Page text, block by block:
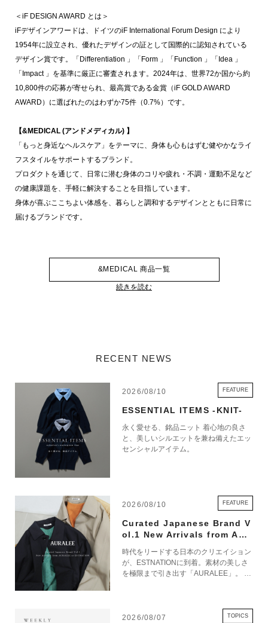
＜iF DESIGN AWARD とは＞
iFデザインアワードは、ドイツのiF International Forum Design により
1954年に設立され、優れたデザインの証として国際的に認知されている
デザイン賞です。「Differentiation 」「Form 」「Function 」「Idea 」
「Impact 」を基準に厳正に審査されます。2024年は、世界72か国から約
10,800件の応募が寄せられ、最高賞である金賞（iF GOLD AWARD
AWARD）に選ばれたのはわずか75件（0.7%）です。
【&MEDICAL (アンドメディカル) 】
「もっと身近なヘルスケア」をテーマに、身体も心もはずむ健やかなライ
フスタイルをサポートするブランド。
プロダクトを通じて、日常に潜む身体のコリや疲れ・不調・運動不足など
の健康課題を、手軽に解決することを目指しています。
身体が喜ぶここちよい体感を、暮らしと調和するデザインとともに日常に
届けるブランドです。
&MEDICAL 商品一覧
続きを読む
RECENT NEWS
2026/08/10 FEATURE
ESSENTIAL ITEMS -KNIT-
永く愛せる、銘品ニット 着心地の良さ
と、美しいシルエットを兼ね備えたエッ
センシャルアイテム。
2026/08/10 FEATURE
Curated Japanese Brand V
ol.1 New Arrivals from AUR
ALEE at ESTNATION
時代をリードする日本のクリエイション
が、ESTNATIONに到着。素材の美しさ
を極限まで引き出す「AURALEE」。 確
2026/08/07
TOPICS